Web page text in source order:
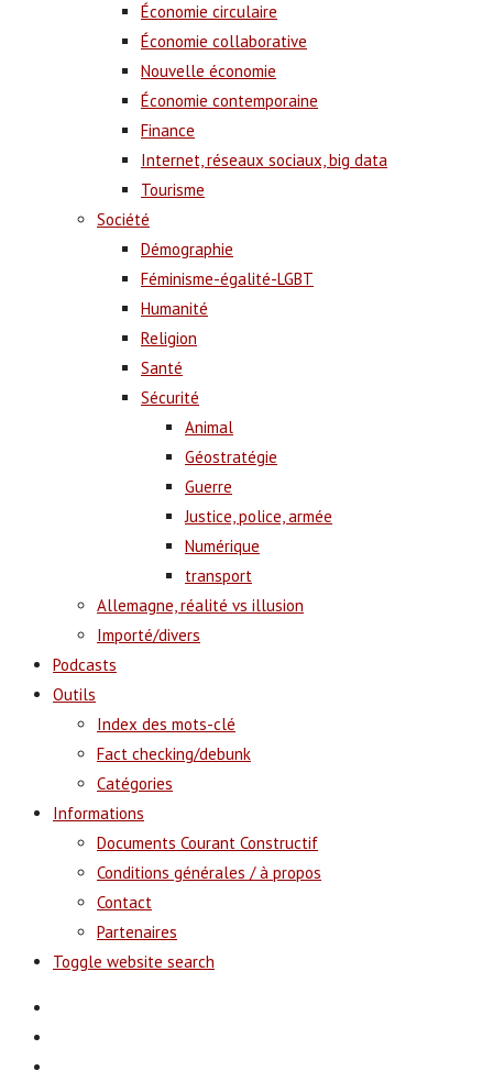
Économie circulaire
Économie collaborative
Nouvelle économie
Économie contemporaine
Finance
Internet, réseaux sociaux, big data
Tourisme
Société
Démographie
Féminisme-égalité-LGBT
Humanité
Religion
Santé
Sécurité
Animal
Géostratégie
Guerre
Justice, police, armée
Numérique
transport
Allemagne, réalité vs illusion
Importé/divers
Podcasts
Outils
Index des mots-clé
Fact checking/debunk
Catégories
Informations
Documents Courant Constructif
Conditions générales / à propos
Contact
Partenaires
Toggle website search